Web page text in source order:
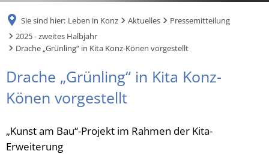
RU
Sie sind hier: Leben in Konz Aktuelles
Pressemitteilung
2025 - zweites Halbjahr
Drache „Grünling“ in Kita Konz-Könen vorgestellt
Drache „Grünling“ in Kita Konz-
Könen vorgestellt
„Kunst am Bau“-Projekt im Rahmen der Kita-
Erweiterung